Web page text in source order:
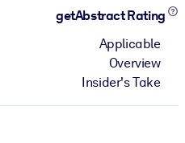
getAbstract Rating
Applicable
Overview
Insider's Take